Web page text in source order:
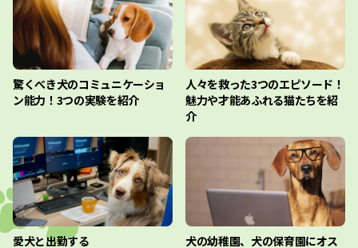
驚くべき犬のコミュニケーショ
ン能力！3つの実験を紹介
人々を救った3つのエピソード！
魅力や才能あふれる猫たちを紹
介
愛犬と出勤する
犬の幼稚園、犬の保育園にオス